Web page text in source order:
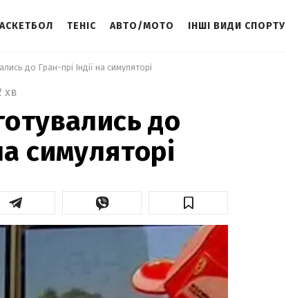
ТЕНІС АВТО/МОТО ІНШІ ВИДИ СПОРТУ
до Гран-прі Індії на симуляторі
хв
до
симуляторі